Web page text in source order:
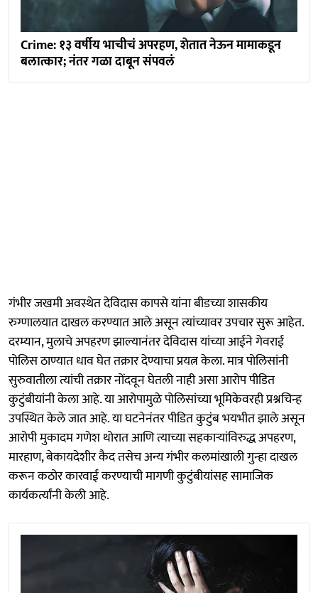
Crime: १३ वर्षीय भाचीचं अपरहण, शेतात नेऊन मामाकडून
बलात्कार; नंतर गळा दाबून संपवलं
गंभीर जखमी अवस्थेत देविदास कापसे यांना बीडच्या शासकीय
रुग्णालयात दाखल करण्यात आले असून त्यांच्यावर उपचार सुरू आहेत.
दरम्यान, मुलाचे अपहरण झाल्यानंतर देविदास यांच्या आईने गेवराई
पोलिस ठाण्यात धाव घेत तक्रार देण्याचा प्रयत्न केला. मात्र पोलिसांनी
सुरुवातीला त्यांची तक्रार नोंदवून घेतली नाही असा आरोप पीडित
कुटुंबीयांनी केला आहे. या आरोपामुळे पोलिसांच्या भूमिकेवरही प्रश्नचिन्ह
उपस्थित केले जात आहे. या घटनेनंतर पीडित कुटुंब भयभीत झाले असून
आरोपी मुकादम गणेश थोरात आणि त्याच्या सहकाऱ्यांविरुद्ध अपहरण,
मारहाण, बेकायदेशीर कैद तसेच अन्य गंभीर कलमांखाली गुन्हा दाखल
करून कठोर कारवाई करण्याची मागणी कुटुंबीयांसह सामाजिक
कार्यकर्त्यांनी केली आहे.